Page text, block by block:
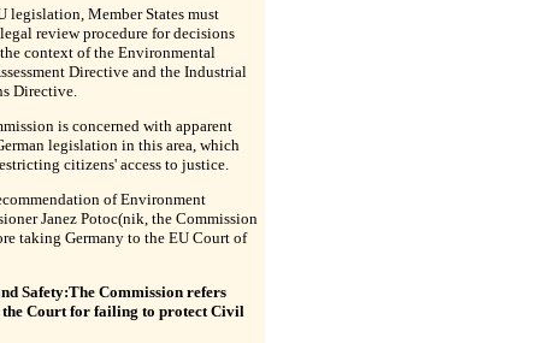
legislation, Member States must
review procedure for decisions
context of the Environmental
Directive and the Industrial
Directive.
is concerned with apparent
legislation in this area, which
citizens' access to justice.
of Environment
Janez Potoc(nik, the Commission
taking Germany to the EU Court of
Safety:The Commission refers
the Court for failing to protect Civil